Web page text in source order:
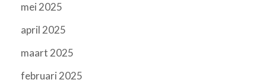
mei 2025
april 2025
maart 2025
februari 2025